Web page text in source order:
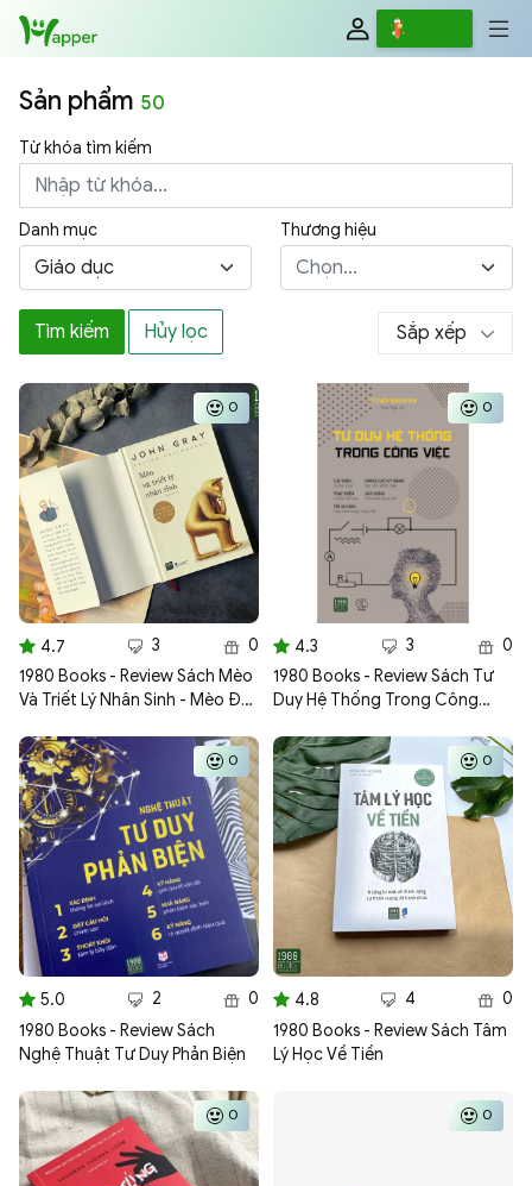
Sản phẩm 50
Từ khóa tìm kiếm
Danh mục
Giáo dục
Thương hiệu
Chọn...
Tìm kiếm Hủy lọc Sắp xếp
0
4.7 3
0
1980 Books - Review Sách Mèo
Và Triết Lý Nhân Sinh - Mèo Đã
Sống
0
4.3 3
0
1980 Books - Review Sách Tư
Duy Hệ Thống Trong Công
0
5.0 2
0
1980 Books - Review Sách
Nghệ Thuật Tư Duy Phản Biện
0
4.8 4
0
1980 Books - Review Sách Tâm
Lý Học Về Tiền
0 0